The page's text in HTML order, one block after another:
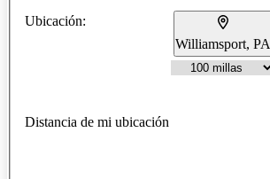
Ubicación:
Williamsport, PA
Distancia de mi ubicación